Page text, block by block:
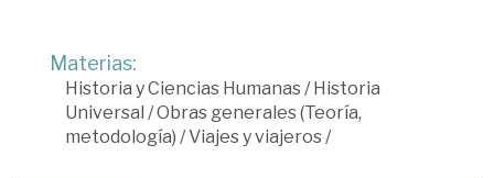
Materias:
Historia y Ciencias Humanas /Historia
Universal /Obras generales (Teoría,
metodología) /Viajes y viajeros /